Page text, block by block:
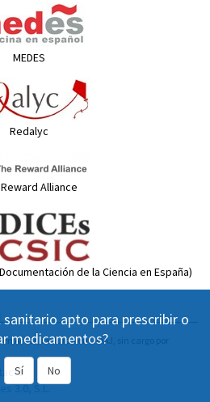
MEDES
Redalyc
Alliance
de la Ciencia en España)
apto para prescribir o
medicamentos?
Sí No
Acess, incluida en DOAJ, sin cargo por
3.0, S.L.